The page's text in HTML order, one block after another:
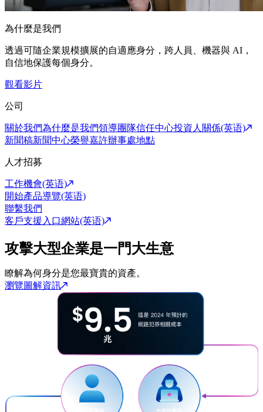
為什麼是我們
透過可隨企業規模擴展的自適應身分，跨人員、機器與 AI，
自信地保護每個身分。
觀看影片
公司
關於我們為什麼是我們領導團隊信任中心投資人關係(英语)
新聞稿新聞中心榮譽嘉許辦事處地點
人才招募
工作機會(英语)
開始產品導覽(英语)
聯繫我們
客戶支援入口網站(英语)
攻擊大型企業是一門大生意
瞭解為何身分是您最寶貴的資產。
瀏覽圖解資訊